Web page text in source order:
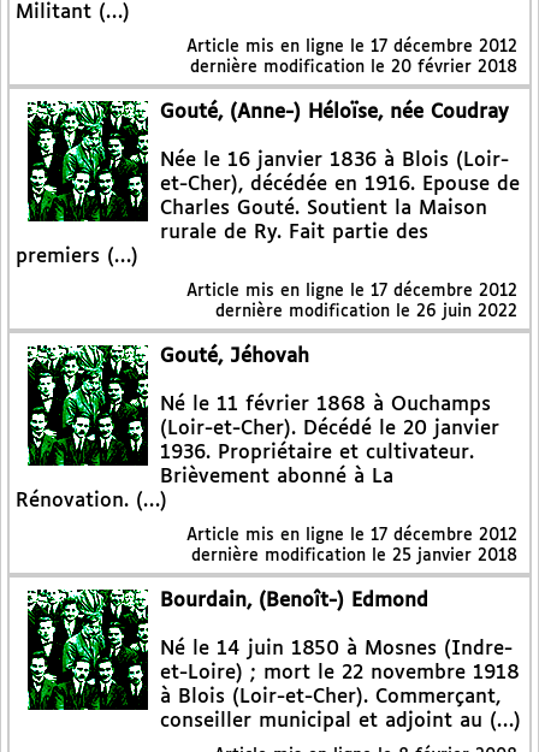
Militant (…)
Article mis en ligne le 17 décembre 2012
dernière modification le 20 février 2018
Gouté, (Anne-) Héloïse, née Coudray
Née le 16 janvier 1836 à Blois (Loir-
et-Cher), décédée en 1916. Epouse de
Charles Gouté. Soutient la Maison
rurale de Ry. Fait partie des
premiers (…)
Article mis en ligne le 17 décembre 2012
dernière modification le 26 juin 2022
Gouté, Jéhovah
Né le 11 février 1868 à Ouchamps
(Loir-et-Cher). Décédé le 20 janvier
1936. Propriétaire et cultivateur.
Brièvement abonné à La
Rénovation. (…)
Article mis en ligne le 17 décembre 2012
dernière modification le 25 janvier 2018
Bourdain, (Benoît-) Edmond
Né le 14 juin 1850 à Mosnes (Indre-
et-Loire) ; mort le 22 novembre 1918
à Blois (Loir-et-Cher). Commerçant,
conseiller municipal et adjoint au (…)